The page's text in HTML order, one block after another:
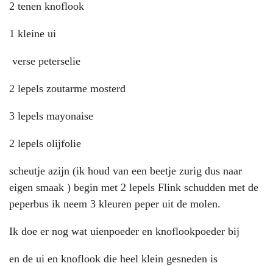
2 tenen knoflook
1 kleine ui
verse peterselie
2 lepels zoutarme mosterd
3 lepels mayonaise
2 lepels olijfolie
scheutje azijn (ik houd van een beetje zurig dus naar
eigen smaak ) begin met 2 lepels Flink schudden met de
peperbus ik neem 3 kleuren peper uit de molen.
Ik doe er nog wat uienpoeder en knoflookpoeder bij
en de ui en knoflook die heel klein gesneden is